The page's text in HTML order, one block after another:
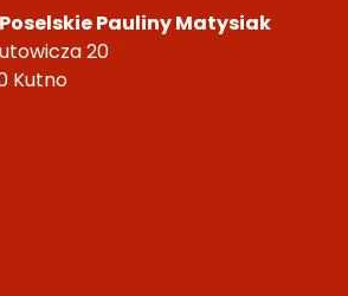
Pauliny Matysiak
20
Kutno